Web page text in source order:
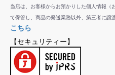
当店は、お客様からお預かりした個人情報（
て保管し、商品の発送業務以外、第三者に譲
こちら
【セキュリティー】